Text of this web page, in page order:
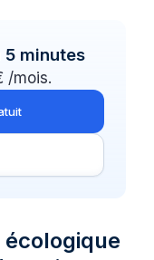
5 minutes
/mois.